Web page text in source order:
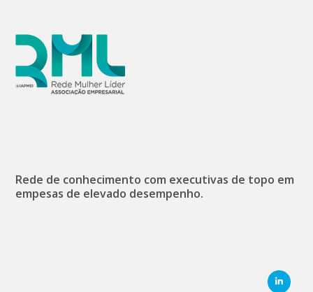
Rede de conhecimento com executivas de topo em
empesas de elevado desempenho.